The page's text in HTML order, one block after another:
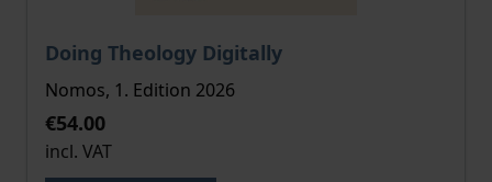
Doing Theology Digitally
The price depends on the options chosen on the
Nomos, 1. Edition 2026
€54.00
incl. VAT